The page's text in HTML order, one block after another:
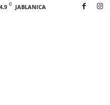
C JABLANICA